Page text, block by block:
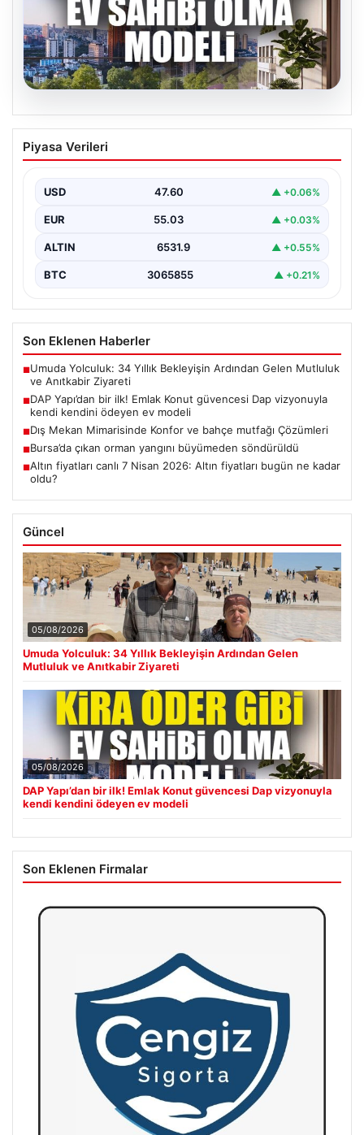
05.08.2026
DAP Yapı’dan bir ilk! Emlak Konut
güvencesi Dap vizyonuyla kendi
Piyasa Verileri
USD 47.60 ▲ +0.06%
EUR 55.03 ▲ +0.03%
ALTIN 6531.9 ▲ +0.55%
BTC 3065855 ▲ +0.21%
Son Eklenen Haberler
■Umuda Yolculuk: 34 Yıllık Bekleyişin Ardından Gelen Mutluluk
ve Anıtkabir Ziyareti
■DAP Yapı’dan bir ilk! Emlak Konut güvencesi Dap vizyonuyla
kendi kendini ödeyen ev modeli
■Dış Mekan Mimarisinde Konfor ve bahçe mutfağı Çözümleri
■Bursa’da çıkan orman yangını büyümeden söndürüldü
■Altın fiyatları canlı 7 Nisan 2026: Altın fiyatları bugün ne kadar
oldu?
Güncel
05/08/2026
Umuda Yolculuk: 34 Yıllık Bekleyişin Ardından Gelen
Mutluluk ve Anıtkabir Ziyareti
05/08/2026
DAP Yapı’dan bir ilk! Emlak Konut güvencesi Dap vizyonuyla
kendi kendini ödeyen ev modeli
Son Eklenen Firmalar